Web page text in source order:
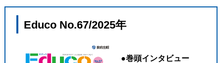
Educo No.67/2025年
●巻頭インタビュー